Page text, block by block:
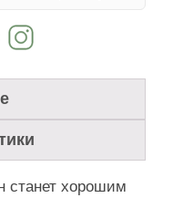
станет хорошим